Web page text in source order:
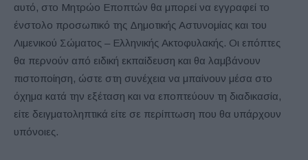
αυτό, στο Μητρώο Εποπτών θα μπορεί να εγγραφεί το
ένστολο προσωπικό της Δημοτικής Αστυνομίας και του
Λιμενικού Σώματος – Ελληνικής Ακτοφυλακής. Οι επόπτες
θα περνούν από ειδική εκπαίδευση και θα λαμβάνουν
πιστοποίηση, ώστε στη συνέχεια να μπαίνουν μέσα στο
όχημα κατά την εξέταση και να εποπτεύουν τη διαδικασία,
είτε δειγματοληπτικά είτε σε περίπτωση που θα υπάρχουν
υπόνοιες.